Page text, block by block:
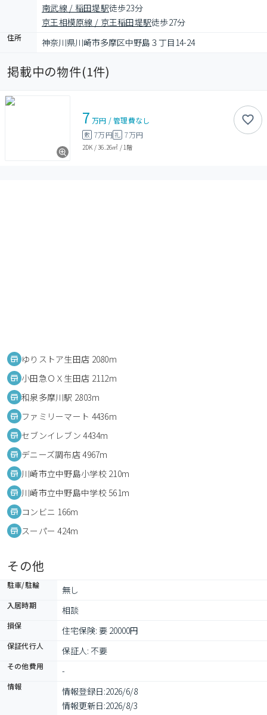
南武線 / 稲田堤駅徒歩23分
京王相模原線 / 京王稲田堤駅徒歩27分
住所 神奈川県川崎市多摩区中野島３丁目14-24
掲載中の物件(1件)
7 万円 /管理費なし
敷 7万円礼 7万円
2DK /36.26㎡ / 1階
ゆりストア生田店 2080m
小田急ＯＸ生田店 2112m
和泉多摩川駅 2803m
ファミリーマート 4436m
セブンイレブン 4434m
デニーズ調布店 4967m
川崎市立中野島小学校 210m
川崎市立中野島中学校 561m
コンビニ 166m
スーパー 424m
その他
駐車/駐輪 無し
入居時期 相談
損保 住宅保険: 要 20000円
保証代行人 保証人: 不要
その他費用 -
情報 情報登録日:2026/6/8
情報更新日:2026/8/3